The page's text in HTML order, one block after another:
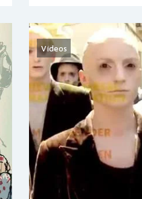
Vídeos